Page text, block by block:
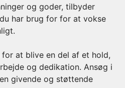
og goder, tilbyder
har brug for for at vokse
at blive en del af et hold,
og dedikation. Ansøg i
givende og støttende